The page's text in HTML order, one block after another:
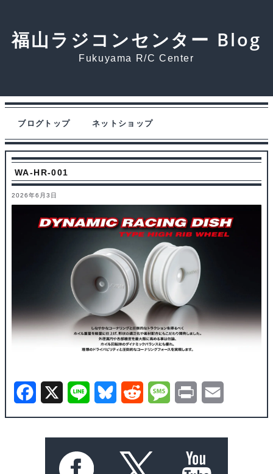
福山ラジコンセンター Blog
Fukuyama R/C Center
ブログトップ ネットショップ
WA-HR-001
2026年6月3日
X
n
e
B
u
e
R
d
d
M
s i
n
a